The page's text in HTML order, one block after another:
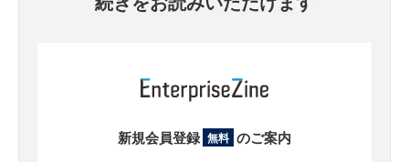
新規会員登録 無料 のご案内